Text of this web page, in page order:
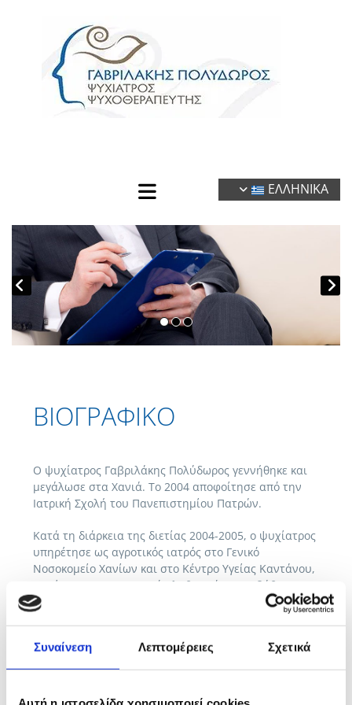
Συναίνεση Λεπτομέρειες Σχετικά
ΕΛΛΗΝΙΚΑ
ΒΙΟΓΡΑΦΙΚΟ
Ο ψυχίατρος Γαβριλάκης Πολύδωρος γεννήθηκε και
μεγάλωσε στα Χανιά. Το 2004 αποφοίτησε από την
Ιατρική Σχολή του Πανεπιστημίου Πατρών.
Κατά τη διάρκεια της διετίας 2004-2005, ο ψυχίατρος
υπηρέτησε ως αγροτικός ιατρός στο Γενικό
Νοσοκομείο Χανίων και στο Κέντρο Υγείας Καντάνου,
παρέχοντας στον τοπικό πληθυσμό πρωτοβάθμιες
υπηρεσίες υγείας. Στη συνεχεία, στα πλαίσια της
στρατιωτικής του θητείας στο Πολεμικό Ναυτικό ως
Ναυτικού Νοσοκομείου Κρήτης.
μετεκπαιδευτικό σεμινάριο στην Ομοιοπαθητική